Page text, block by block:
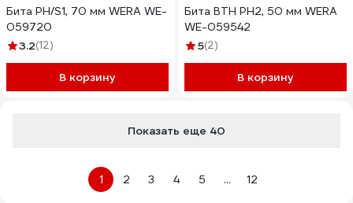
Бита PH/S1, 70 мм WERA WE-
059720
3.2(12)
В корзину
Бита BTH PH2, 50 мм WERA
WE-059542
5(2)
В корзину
Показать еще 40
1 2 3 4 5 ... 12